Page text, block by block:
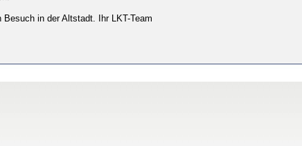
Besuch in der Altstadt. Ihr LKT-Team